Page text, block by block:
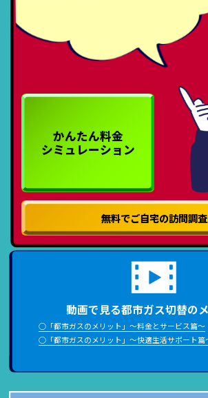
かんたん料金
シミュレーション
無料でご自宅の訪問調査
動画で見る都市ガス切替の
○「都市ガスのメリット」～料金とサービス篇～
○「都市ガスのメリット」～快適生活サポート篇